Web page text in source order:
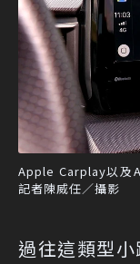
Apple Carplay以及
記者陳威任／攝影
過往這類型